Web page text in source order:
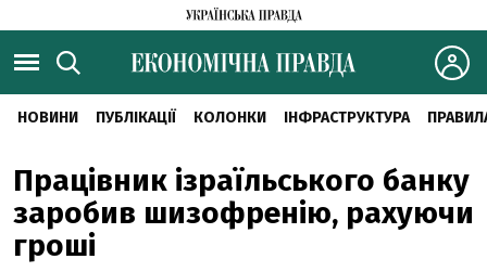
НОВИНИ ПУБЛІКАЦІЇ КОЛОНКИ ІНФРАСТРУКТУРА
Працівник ізраїльського банку
заробив шизофренію, рахуючи
гроші